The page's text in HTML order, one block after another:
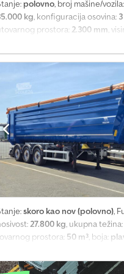
polovno, broj mašine/vozila:
kg, konfiguracija osovina:
prostora: 2.300 mm,
1.310 mm Klizna
Zadržavamo pravo na greške.
skoro kao nov (polovno),
27.800 kg, ukupna težina:
prostora: 50 m³, boja:
STANJE!!! KAO NOVO!!! Wilton